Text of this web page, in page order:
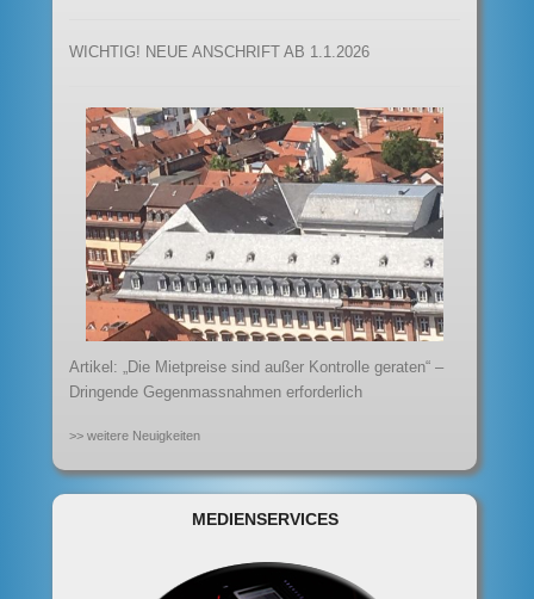
WICHTIG! NEUE ANSCHRIFT AB 1.1.2026
Artikel: „Die Mietpreise sind außer Kontrolle geraten“ –
Dringende Gegenmassnahmen erforderlich
>> weitere Neuigkeiten
MEDIENSERVICES